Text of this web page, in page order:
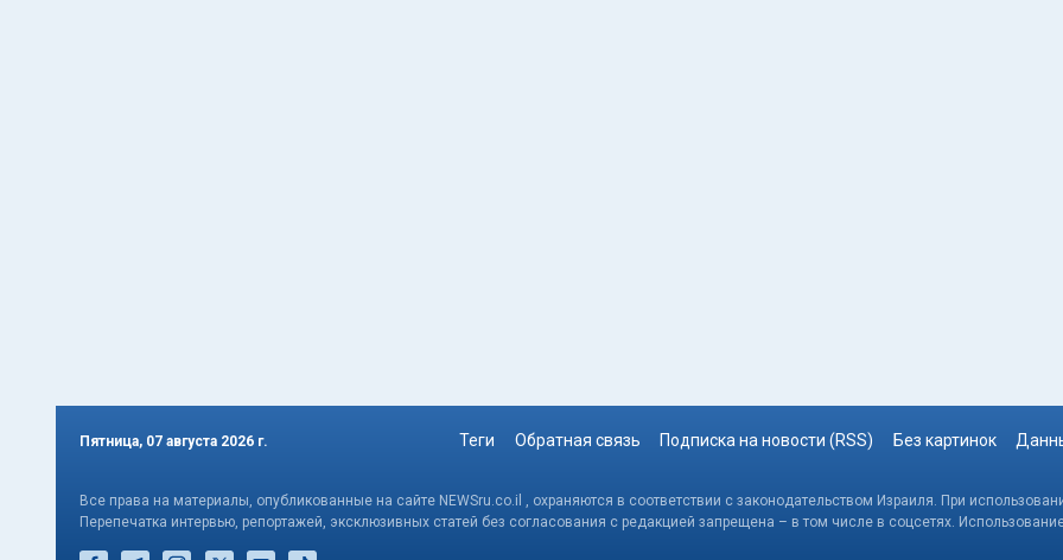
Пятница, 07 августа 2026 г. Теги Обратная связь Подписка на новости (RSS) Без картинок
Все права на материалы, опубликованные на сайте NEWSru.co.il , охраняются в соответствии с законодательством Израиля. При
Перепечатка интервью, репортажей, эксклюзивных статей без согласования с редакцией запрещена – в том числе в соцсетях.